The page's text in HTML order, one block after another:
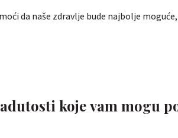
da naše zdravlje bude najbolje
koje vam mogu